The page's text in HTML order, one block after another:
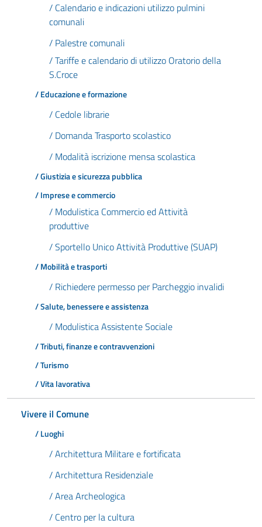
/ Calendario e indicazioni utilizzo pulmini
comunali
/ Palestre comunali
/ Tariffe e calendario di utilizzo Oratorio della
S.Croce
/ Educazione e formazione
/ Cedole librarie
/ Domanda Trasporto scolastico
/ Modalità iscrizione mensa scolastica
/ Giustizia e sicurezza pubblica
/ Imprese e commercio
/ Modulistica Commercio ed Attività
produttive
/ Sportello Unico Attività Produttive (SUAP)
/ Mobilità e trasporti
/ Richiedere permesso per Parcheggio invalidi
/ Salute, benessere e assistenza
/ Modulistica Assistente Sociale
/ Tributi, finanze e contravvenzioni
/ Turismo
/ Vita lavorativa
Vivere il Comune
/ Luoghi
/ Architettura Militare e fortificata
/ Architettura Residenziale
/ Area Archeologica
/ Centro per la cultura